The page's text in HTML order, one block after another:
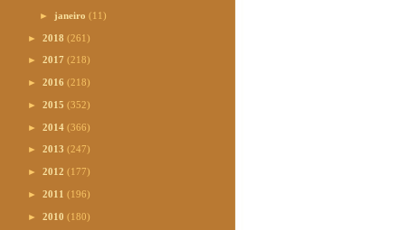
► janeiro(11)
► 2018 (261)
► 2017 (218)
► 2016 (218)
► 2015 (352)
► 2014 (366)
► 2013 (247)
► 2012 (177)
► 2011 (196)
► 2010 (180)